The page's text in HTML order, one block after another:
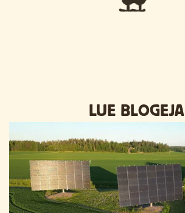
LUE BLOGEJA